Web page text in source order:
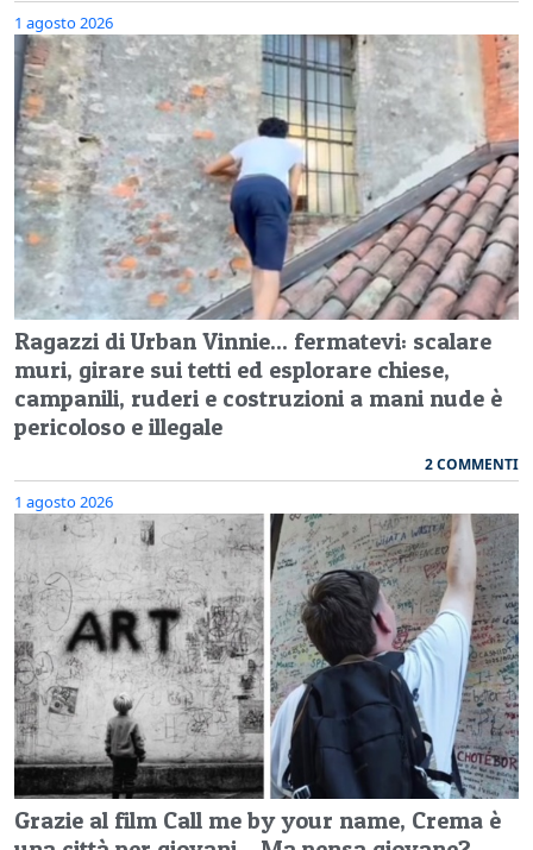
1 agosto 2026
Ragazzi di Urban Vinnie... fermatevi: scalare
muri, girare sui tetti ed esplorare chiese,
campanili, ruderi e costruzioni a mani nude è
pericoloso e illegale
2 COMMENTI
1 agosto 2026
Grazie al film Call me by your name, Crema è